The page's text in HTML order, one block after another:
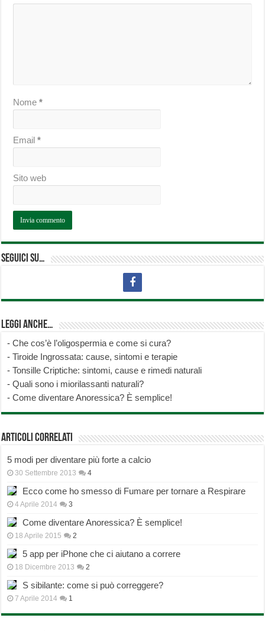
Nome*
Email*
Sito web
Seguici su…
Leggi anche…
-Che cos’è l’oligospermia e come si cura?
-Tiroide Ingrossata: cause, sintomi e terapie
-Tonsille Criptiche: sintomi, cause e rimedi naturali
-Quali sono i miorilassanti naturali?
-Come diventare Anoressica? È semplice!
Articoli correlati
5 modi per diventare più forte a calcio
30 Settembre 2013 4
Ecco come ho smesso di Fumare per tornare a Respirare
4 Aprile 2014 3
Come diventare Anoressica? È semplice!
18 Aprile 2015 2
5 app per iPhone che ci aiutano a correre
18 Dicembre 2013 2
S sibilante: come si può correggere?
7 Aprile 2014 1